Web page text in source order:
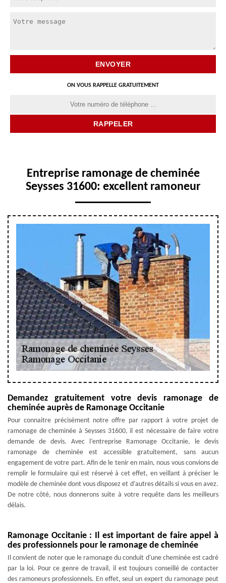
ON VOUS RAPPELLE GRATUITEMENT
Entreprise ramonage de cheminée
Seysses 31600: excellent ramoneur
Demandez gratuitement votre devis ramonage de
cheminée auprès de Ramonage Occitanie
Pour connaitre précisément notre offre par rapport à votre projet de
ramonage de cheminée à Seysses 31600, il est nécessaire de faire votre
demande de devis. Avec l’entreprise Ramonage Occitanie, le devis
ramonage de cheminée est accessible gratuitement, sans aucun
engagement de votre part. Afin de le tenir en main, nous vous convions de
remplir le formulaire qui est réservé à cet effet, en veillant à préciser le
modèle de cheminée dont vous disposez et d’autres détails si vous en avez.
De notre côté, nous donnerons suite à votre requête dans les meilleurs
délais.
Ramonage Occitanie : Il est important de faire appel à
des professionnels pour le ramonage de cheminée
Il convient de noter que le ramonage du conduit d'une cheminée est cadré
par la loi. Pour ce genre de travail, il est toujours conseillé de contacter
des ramoneurs professionnels. En effet, seul un expert du ramonage peut